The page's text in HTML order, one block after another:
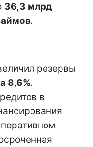
36,3 млрд
.
резервы
8,6%.
в